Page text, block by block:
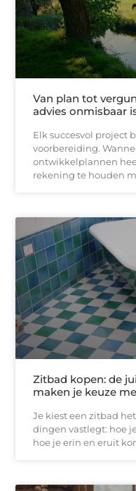
Van plan tot
advies onmisbaar
Elk succesvol project
voorbereiding.
ontwikkelplannen
rekening te houden
Zitbad kopen: de
maken je keuze
Je kiest een zitbad
dingen vastlegt: hoe
hoe je erin en eruit